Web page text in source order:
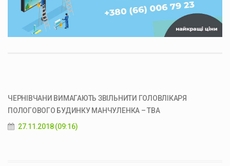
ЧЕРНІВЧАНИ ВИМАГАЮТЬ ЗВІЛЬНИТИ ГОЛОВЛІКАРЯ
ПОЛОГОВОГО БУДИНКУ МАНЧУЛЕНКА – ТВА
27.11.2018 (09:16)